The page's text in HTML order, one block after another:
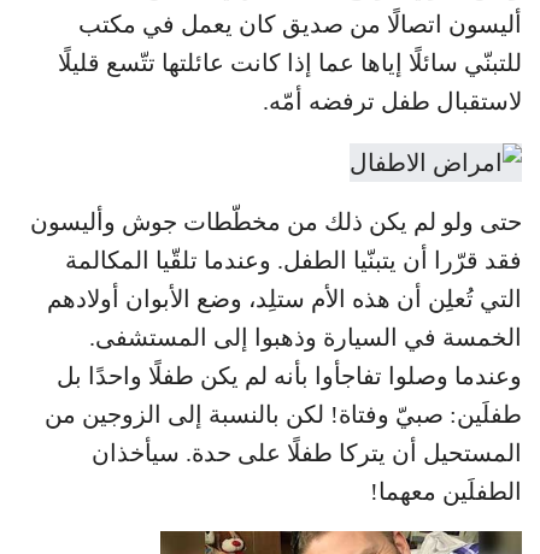
أليسون اتصالًا من صديق كان يعمل في مكتب
للتبنّي سائلًا إياها عما إذا كانت عائلتها تتّسع قليلًا
لاستقبال طفل ترفضه أمّه.
حتى ولو لم يكن ذلك من مخطّطات جوش وأليسون
فقد قرّرا أن يتبنّيا الطفل. وعندما تلقّيا المكالمة
التي تُعلِن أن هذه الأم ستلِد، وضع الأبوان أولادهم
الخمسة في السيارة وذهبوا إلى المستشفى.
وعندما وصلوا تفاجأوا بأنه لم يكن طفلًا واحدًا بل
طفلَين: صبيّ وفتاة! لكن بالنسبة إلى الزوجين من
المستحيل أن يتركا طفلًا على حدة. سيأخذان
الطفلَين معهما!